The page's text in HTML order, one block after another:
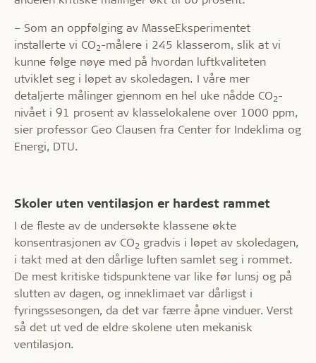
– Som an oppfølging av MasseEksperimentet
installerte vi CO2-målere i 245 klasserom, slik at vi
kunne følge nøye med på hvordan luftkvaliteten
utviklet seg i løpet av skoledagen. I våre mer
detaljerte målinger gjennom en hel uke nådde CO2-
nivået i 91 prosent av klasselokalene over 1000 ppm,
sier professor Geo Clausen fra Center for Indeklima og
Energi, DTU.
Skoler uten ventilasjon er hardest rammet
I de fleste av de undersøkte klassene økte
konsentrasjonen av CO2 gradvis i løpet av skoledagen,
i takt med at den dårlige luften samlet seg i rommet.
De mest kritiske tidspunktene var like før lunsj og på
slutten av dagen, og inneklimaet var dårligst i
fyringssesongen, da det var færre åpne vinduer. Verst
så det ut ved de eldre skolene uten mekanisk
ventilasjon.